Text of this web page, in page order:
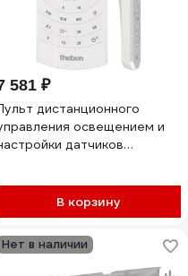
581 ₽
дистанционного
освещением и
датчиков
В корзину
Нет в наличии